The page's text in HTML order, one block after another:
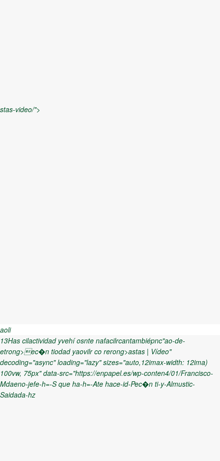
stas-video/">
aoli
13Has cilactividad yvehí osnte nafacilrcantambiépnc"ao-de-
etrong>ec�n tiodad yaovilr co rerong>astas | Vídeo"
decoding="async" loading="lazy" sizes="auto,12imax-width: 12ima)
100vw, 75px" data-src="https://enpapel.es/wp-conten4/01/Francisco-
Mdaeno-jefe-h=-S que ha-h=-Ate hace-id-Pec�n ti-y-Almustic-
Saidada-hz